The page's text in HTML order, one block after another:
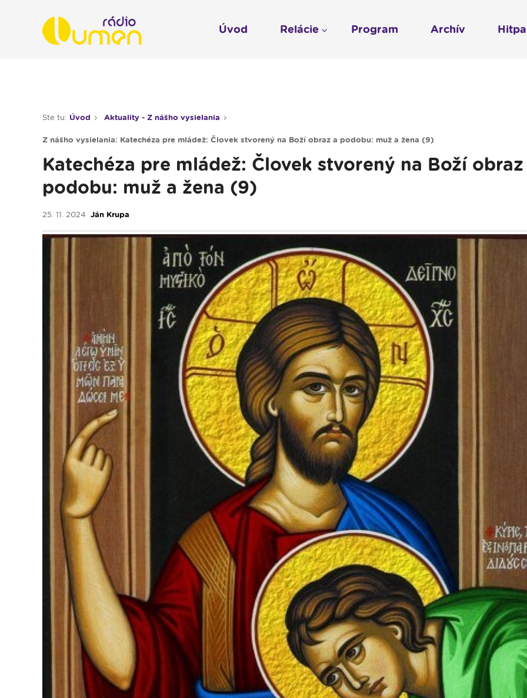
Ste tu: Úvod Aktuality - Z nášho vysielania
Z nášho vysielania: Katechéza pre mládež: Človek stvorený na Boží obraz a podobu: muž a žena (9)
Katechéza pre mládež: Človek stvorený na Boží obraz
podobu: muž a žena (9)
25. 11. 2024 Ján Krupa
Profil
Úvod Relácie
Moderované relácie
Pre deti
Hudobné relácie
Piesne na želanie
Dopravný servis
Program Archív